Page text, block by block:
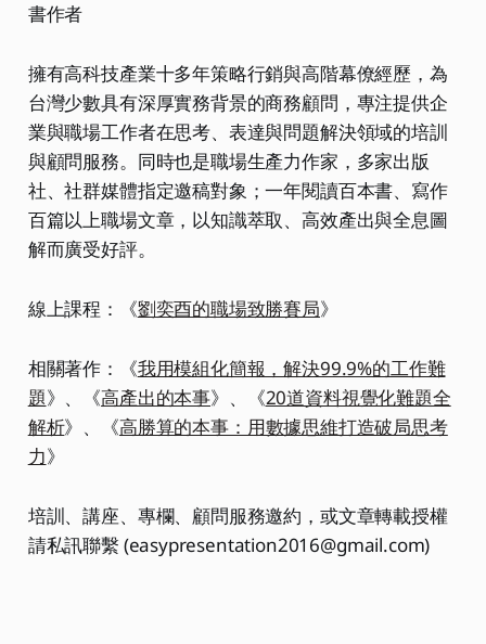
書作者
擁有高科技產業十多年策略行銷與高階幕僚經歷，為
台灣少數具有深厚實務背景的商務顧問，專注提供企
業與職場工作者在思考、表達與問題解決領域的培訓
與顧問服務。同時也是職場生產力作家，多家出版
社、社群媒體指定邀稿對象；一年閱讀百本書、寫作
百篇以上職場文章，以知識萃取、高效產出與全息圖
解而廣受好評。
線上課程：《劉奕酉的職場致勝賽局》
相關著作：《我用模組化簡報，解決99.9%的工作難
題》、《高產出的本事》、《20道資料視覺化難題全
解析》、《高勝算的本事：用數據思維打造破局思考
力》
培訓、講座、專欄、顧問服務邀約，或文章轉載授權
請私訊聯繫 (easypresentation2016@gmail.com)